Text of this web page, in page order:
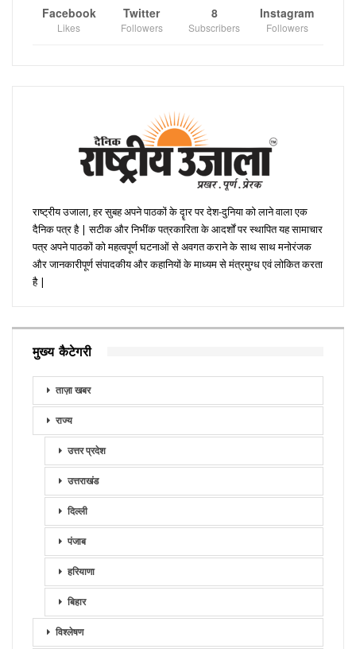
Facebook
Likes
Twitter
Followers
8
Subscribers
Instagram
Followers
राष्ट्रीय उजाला, हर सुबह अपने पाठकों के दॄार पर देश-दुनिया को लाने वाला एक
दैनिक पत्र है | सटीक और निभींक पत्रकारिता के आदर्शों पर स्थापित यह सामाचार
पत्र अपने पाठकों को महत्वपूर्ण घटनाओं से अवगत कराने के साथ साथ मनोरंजक
और जानकारीपूर्ण संपादकीय और कहानियों के माध्यम से मंत्रमुग्ध एवं लोकित करता
है |
मुख्य कैटेगरी
ताज़ा खबर
राज्य
उत्तर प्रदेश
उत्तराखंड
दिल्ली
पंजाब
हरियाणा
बिहार
विश्लेषण